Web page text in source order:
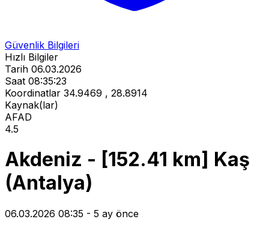
Güvenlik Bilgileri
Hızlı Bilgiler
Tarih 06.03.2026
Saat 08:35:23
Koordinatlar 34.9469 , 28.8914
Kaynak(lar)
AFAD
4.5
Akdeniz - [152.41 km] Kaş
(Antalya)
06.03.2026 08:35 - 5 ay önce